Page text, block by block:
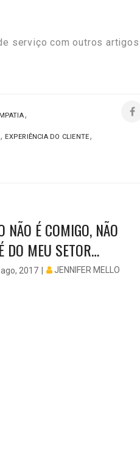
serviço com outros
,
, EXPERIÊNCIA DO CLIENTE,
NÃO É COMIGO, NÃO
É DO MEU SETOR…
2017 JENNIFER MELLO